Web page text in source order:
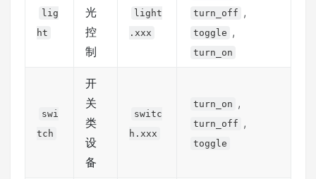
lig
ht
光
控
制
light
.xxx
turn_off ,
toggle ,
turn_on
swi
tch
开
关
类
设
备
switc
h.xxx
turn_on ,
turn_off ,
toggle